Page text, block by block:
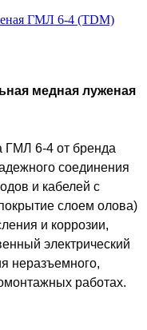
медная луженая
ГМЛ 6-4 от бренда
соединения
и кабелей с
слоем олова)
и коррозии,
электрический
неразъемного,
работах.